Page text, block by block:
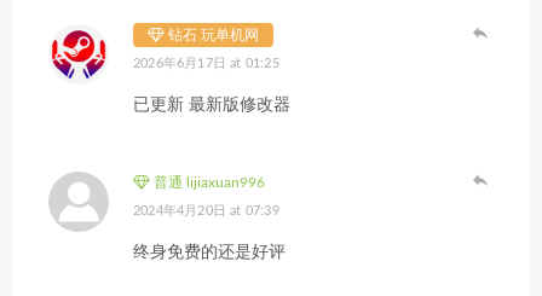
钻石 玩单机网
2026年6月17日 at 01:25
已更新 最新版修改器
普通 lijiaxuan996
2024年4月20日 at 07:39
终身免费的还是好评